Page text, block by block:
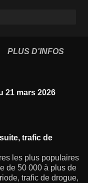
PLUS D'INFOS
21 mars 2026
trafic de
les plus populaires
de 50 000 à plus de
trafic de drogue,